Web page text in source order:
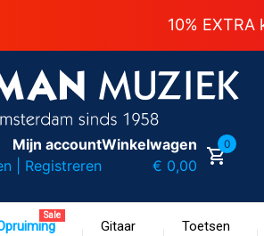
10%
Mijn account
| Registreren
Winkelwagen
€ 0,00
0
Sale
Gitaar Toetsen